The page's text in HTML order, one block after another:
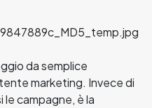
da semplice
marketing. Invece di
campagne, è la